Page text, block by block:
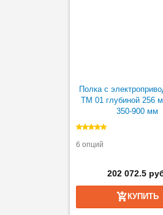
Полка с
TM 01 глубиной 256
350-900 мм
6 опций
202 072.5
КУПИТЬ